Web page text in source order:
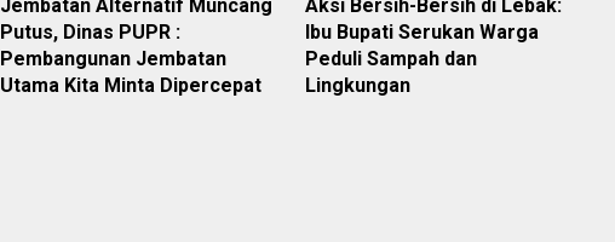
Jembatan Alternatif Muncang
Putus, Dinas PUPR :
Pembangunan Jembatan
Utama Kita Minta Dipercepat
Aksi Bersih-Bersih di Lebak:
Ibu Bupati Serukan Warga
Peduli Sampah dan
Lingkungan